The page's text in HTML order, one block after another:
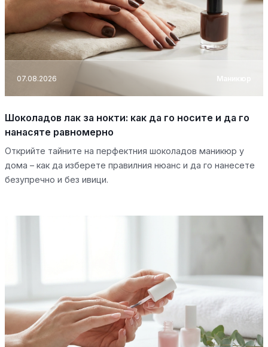
07.08.2026 Маникюр
Шоколадов лак за нокти: как да го носите и да го
нанасяте равномерно
Открийте тайните на перфектния шоколадов маникюр у
дома – как да изберете правилния нюанс и да го нанесете
безупречно и без ивици.